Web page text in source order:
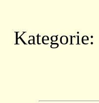
Kategorie: